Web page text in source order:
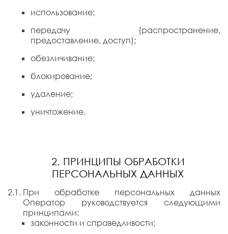
использование;
передачу (распространение,
предоставление, доступ);
обезличивание;
блокирование;
удаление;
уничтожение.
2. ПРИНЦИПЫ ОБРАБОТКИ
ПЕРСОНАЛЬНЫХ ДАННЫХ
При обработке персональных данных
Оператор руководствуется следующими
принципами:
законности и справедливости;